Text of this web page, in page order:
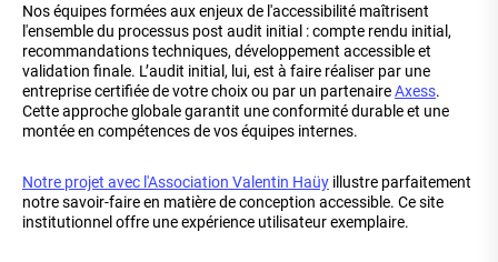
Nos équipes formées aux enjeux de l'accessibilité maîtrisent
l'ensemble du processus post audit initial : compte rendu initial,
recommandations techniques, développement accessible et
validation finale. L’audit initial, lui, est à faire réaliser par une
entreprise certifiée de votre choix ou par un partenaireAxess.
Cette approche globale garantit une conformité durable et une
montée en compétences de vos équipes internes.
Notre projet avec l'Association Valentin Haüy illustre parfaitement
notre savoir-faire en matière de conception accessible. Ce site
institutionnel offre une expérience utilisateur exemplaire.